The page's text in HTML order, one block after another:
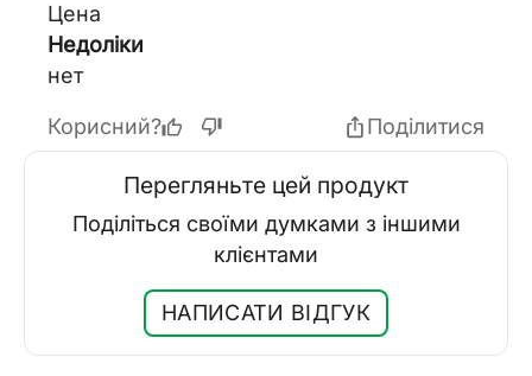
Цена
Недоліки
нет
Корисний? Поділитися
Перегляньте цей продукт
Поділіться своїми думками з іншими
клієнтами
НАПИСАТИ ВІДГУК